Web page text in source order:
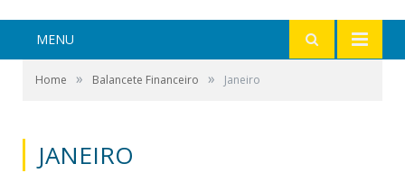
MENU
Home » Balancete Financeiro » Janeiro
JANEIRO